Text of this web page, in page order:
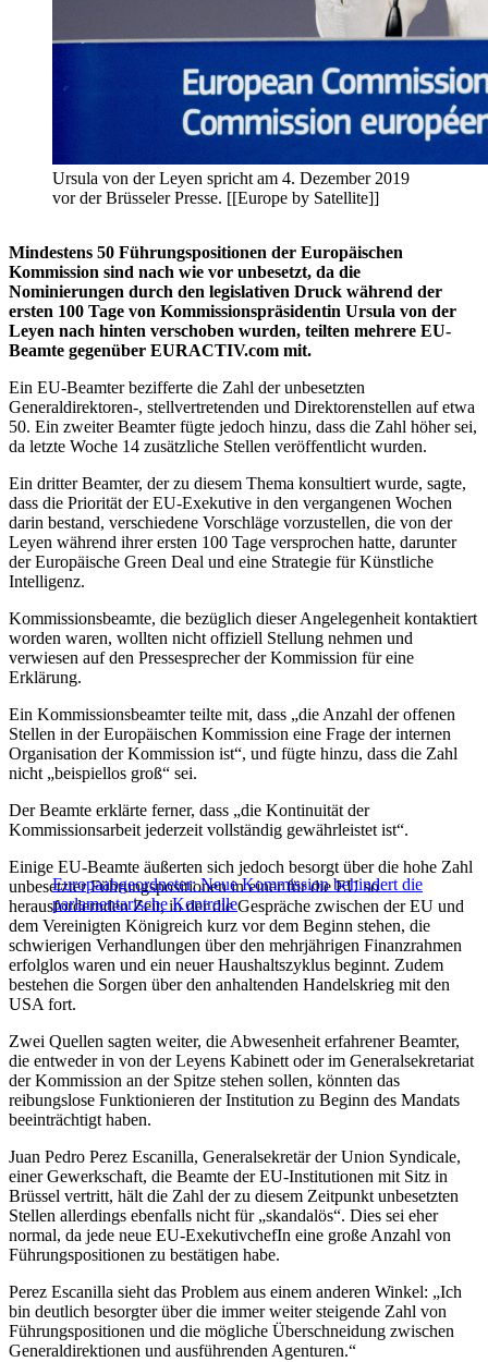
Ursula von der Leyen spricht am 4. Dezember 2019
vor der Brüsseler Presse. [[Europe by Satellite]]
Mindestens 50 Führungspositionen der Europäischen
Kommission sind nach wie vor unbesetzt, da die
Nominierungen durch den legislativen Druck während der
ersten 100 Tage von Kommissionspräsidentin Ursula von der
Leyen nach hinten verschoben wurden, teilten mehrere EU-
Beamte gegenüber EURACTIV.com mit.
Ein EU-Beamter bezifferte die Zahl der unbesetzten
Generaldirektoren-, stellvertretenden und Direktorenstellen auf etwa
50. Ein zweiter Beamter fügte jedoch hinzu, dass die Zahl höher sei,
da letzte Woche 14 zusätzliche Stellen veröffentlicht wurden.
Ein dritter Beamter, der zu diesem Thema konsultiert wurde, sagte,
dass die Priorität der EU-Exekutive in den vergangenen Wochen
darin bestand, verschiedene Vorschläge vorzustellen, die von der
Leyen während ihrer ersten 100 Tage versprochen hatte, darunter
der Europäische Green Deal und eine Strategie für Künstliche
Intelligenz.
Kommissionsbeamte, die bezüglich dieser Angelegenheit kontaktiert
worden waren, wollten nicht offiziell Stellung nehmen und
verwiesen auf den Pressesprecher der Kommission für eine
Erklärung.
Ein Kommissionsbeamter teilte mit, dass „die Anzahl der offenen
Stellen in der Europäischen Kommission eine Frage der internen
Organisation der Kommission ist“, und fügte hinzu, dass die Zahl
nicht „beispiellos groß“ sei.
Der Beamte erklärte ferner, dass „die Kontinuität der
Kommissionsarbeit jederzeit vollständig gewährleistet ist“.
Europaabgeordneter: Neue Kommission behindert die
parlamentarische Kontrolle
Einige EU-Beamte äußerten sich jedoch besorgt über die hohe Zahl
unbesetzter Führungspositionen in einer für die EU so
herausfordernden Zeit, in der die Gespräche zwischen der EU und
dem Vereinigten Königreich kurz vor dem Beginn stehen, die
schwierigen Verhandlungen über den mehrjährigen Finanzrahmen
erfolglos waren und ein neuer Haushaltszyklus beginnt. Zudem
bestehen die Sorgen über den anhaltenden Handelskrieg mit den
USA fort.
Zwei Quellen sagten weiter, die Abwesenheit erfahrener Beamter,
die entweder in von der Leyens Kabinett oder im Generalsekretariat
der Kommission an der Spitze stehen sollen, könnten das
reibungslose Funktionieren der Institution zu Beginn des Mandats
beeinträchtigt haben.
Juan Pedro Perez Escanilla, Generalsekretär der Union Syndicale,
einer Gewerkschaft, die Beamte der EU-Institutionen mit Sitz in
Brüssel vertritt, hält die Zahl der zu diesem Zeitpunkt unbesetzten
Stellen allerdings ebenfalls nicht für „skandalös“. Dies sei eher
normal, da jede neue EU-ExekutivchefIn eine große Anzahl von
Führungspositionen zu bestätigen habe.
Perez Escanilla sieht das Problem aus einem anderen Winkel: „Ich
bin deutlich besorgter über die immer weiter steigende Zahl von
Führungspositionen und die mögliche Überschneidung zwischen
Generaldirektionen und ausführenden Agenturen.“